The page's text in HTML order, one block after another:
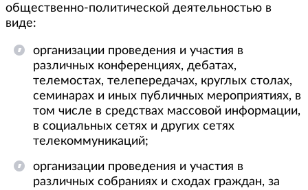
общественно-политической деятельностью в
виде:
организации проведения и участия в
различных конференциях, дебатах,
телемостах, телепередачах, круглых столах,
семинарах и иных публичных мероприятиях, в
том числе в средствах массовой информации,
в социальных сетях и других сетях
телекоммуникаций;
организации проведения и участия в
различных собраниях и сходах граждан, за